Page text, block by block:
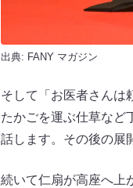
出典: FANY マガジン
そして「お医者さん
たかごを運ぶ仕草など
話します。その後の展
続いて仁扇が高座へ上